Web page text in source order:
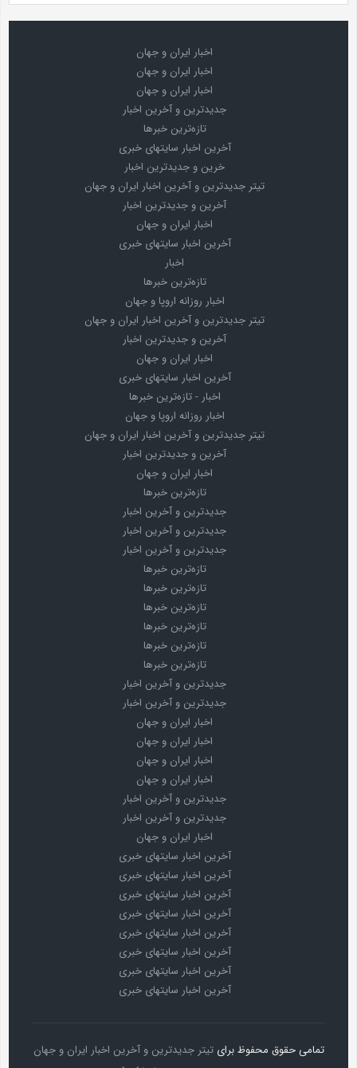
اخبار ایران و جهان
اخبار ایران و جهان
اخبار ایران و جهان
جدیدترین و آخرین اخبار
تازه‌ترین خبرها
آخرین اخبار سایتهای خبری
خرین و جدیدترین اخبار
تیتر جدیدترین و آخرین اخبار ایران و جهان
آخرین و جدیدترین اخبار
اخبار ایران و جهان
آخرین اخبار سایتهای خبری
اخبار
تازه‌ترین خبرها
اخبار روزانه اروپا و جهان
تیتر جدیدترین و آخرین اخبار ایران و جهان
آخرین و جدیدترین اخبار
اخبار ایران و جهان
آخرین اخبار سایتهای خبری
اخبار - تازه‌ترین خبرها
اخبار روزانه اروپا و جهان
تیتر جدیدترین و آخرین اخبار ایران و جهان
آخرین و جدیدترین اخبار
اخبار ایران و جهان
تازه‌ترین خبرها
جدیدترین و آخرین اخبار
جدیدترین و آخرین اخبار
جدیدترین و آخرین اخبار
تازه‌ترین خبرها
تازه‌ترین خبرها
تازه‌ترین خبرها
تازه‌ترین خبرها
تازه‌ترین خبرها
تازه‌ترین خبرها
جدیدترین و آخرین اخبار
جدیدترین و آخرین اخبار
اخبار ایران و جهان
اخبار ایران و جهان
اخبار ایران و جهان
اخبار ایران و جهان
جدیدترین و آخرین اخبار
جدیدترین و آخرین اخبار
اخبار ایران و جهان
آخرین اخبار سایتهای خبری
آخرین اخبار سایتهای خبری
آخرین اخبار سایتهای خبری
آخرین اخبار سایتهای خبری
آخرین اخبار سایتهای خبری
آخرین اخبار سایتهای خبری
آخرین اخبار سایتهای خبری
آخرین اخبار سایتهای خبری
تمامی حقوق محفوظ برای تیتر جدیدترین و آخرین اخبار ایران و جهان